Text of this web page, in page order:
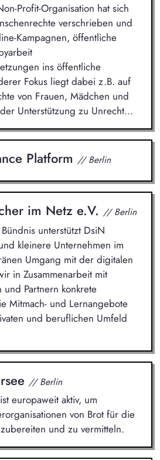
Profit-Organisation hat sich
verschrieben und
Kampagnen, öffentliche
ins öffentliche
Fokus liegt dabei z.B. auf
von Frauen, Mädchen und
Unterstützung zu Unrecht...
Platform // Berlin
im Netz e.V. // Berlin
unterstützt DsiN
kleinere Unternehmen im
Umgang mit der digitalen
in Zusammenarbeit mit
Partnern konkrete
Mitmach- und Lernangebote
und beruflichen Umfeld
// Berlin
europaweit aktiv, um
von Brot für die
und zu vermitteln.